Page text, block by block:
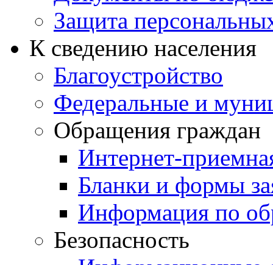
Защита
К сведению населения
Благоустройство
Федеральные и
Обращения граждан
Интернет-
Бланки и формы
Информация по
Безопасность